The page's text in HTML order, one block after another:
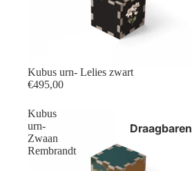
Draagbaren
Kubus urn- Lelies zwart
€495,00
Kubus
urn-
Zwaan
Rembrandt